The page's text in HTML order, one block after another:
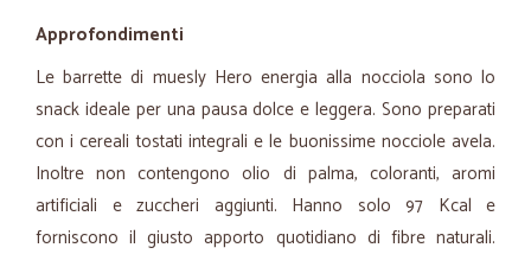
Approfondimenti
Le barrette di muesly Hero energia alla nocciola sono lo
snack ideale per una pausa dolce e leggera. Sono preparati
con i cereali tostati integrali e le buonissime nocciole avela.
Inoltre non contengono olio di palma, coloranti, aromi
artificiali e zuccheri aggiunti. Hanno solo 97 Kcal e
forniscono il giusto apporto quotidiano di fibre naturali.